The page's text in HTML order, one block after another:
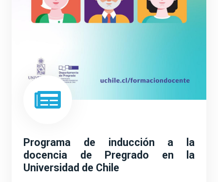
Programa de inducción a la
docencia de Pregrado en la
Universidad de Chile